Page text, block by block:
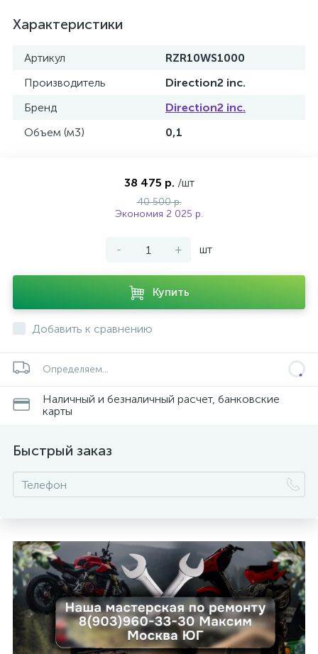
Характеристики
Артикул
RZR10WS1000
Производитель
Direction2 inc.
Бренд
Direction2 inc.
Объем (м3)
0,1
38 475 р. /шт
40 500 р.
Экономия 2 025 р.
- + шт
Купить
Добавить к сравнению
Определяем...
Наличный и безналичный расчет, банковские
карты
Быстрый заказ